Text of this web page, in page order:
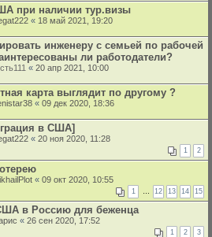
при наличии тур.визы
« 18 май 2021, 19:20
инженеру с семьей по рабочей
ли работодатели?
« 20 апр 2021, 10:00
карта выглядит по другому ?
« 09 дек 2020, 18:36
в США]
« 20 ноя 2020, 11:28
1 2
« 09 окт 2020, 10:55
1 … 12 13 14 15
в Россию для беженца
« 26 сен 2020, 17:52
1 2 3